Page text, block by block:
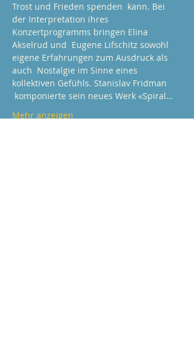
Trost und Frieden spenden  kann. Bei
der Interpretation ihres
Konzertprogramms bringen Elina
Akselrud und  Eugene Lifschitz sowohl
eigene Erfahrungen zum Ausdruck als
auch  Nostalgie im Sinne eines
kollektiven Gefühls. Stanislav Fridman
komponierte sein neues Werk «Spiral…
Mehr anzeigen